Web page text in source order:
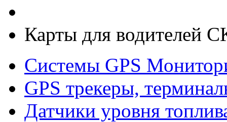
Карты для водителей
Системы GPS
GPS трекеры,
Датчики уровня